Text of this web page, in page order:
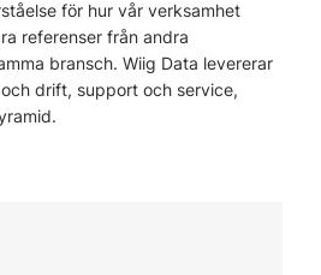
för hur vår verksamhet
referenser från andra
bransch. Wiig Data levererar
drift, support och service,